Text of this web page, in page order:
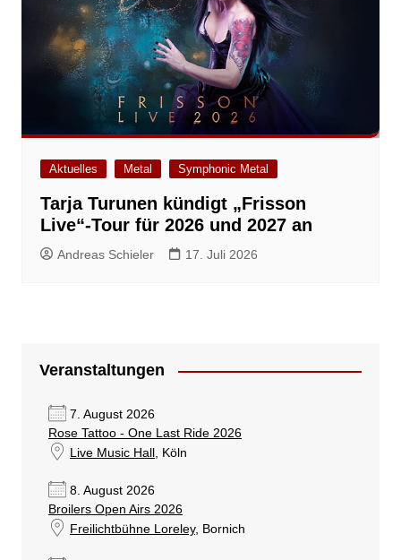
Aktuelles Metal Symphonic Metal
Tarja Turunen kündigt „Frisson
Live“-Tour für 2026 und 2027 an
Andreas Schieler 17. Juli 2026
Veranstaltungen
7. August 2026
Rose Tattoo - One Last Ride 2026
Live Music Hall , Köln
8. August 2026
Broilers Open Airs 2026
Freilichtbühne Loreley, Bornich